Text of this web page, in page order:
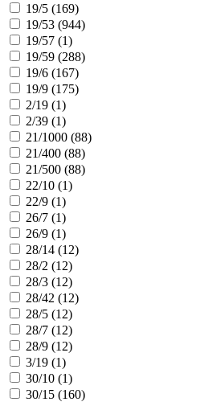
19/5 (169)
19/53 (944)
19/57 (1)
19/59 (288)
19/6 (167)
19/9 (175)
2/19 (1)
2/39 (1)
21/1000 (88)
21/400 (88)
21/500 (88)
22/10 (1)
22/9 (1)
26/7 (1)
26/9 (1)
28/14 (12)
28/2 (12)
28/3 (12)
28/42 (12)
28/5 (12)
28/7 (12)
28/9 (12)
3/19 (1)
30/10 (1)
30/15 (160)